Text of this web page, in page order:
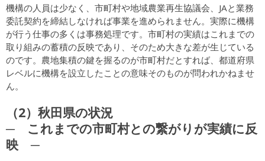
機構の人員は少なく、市町村や地域農業再生協議会、JAと業務
委託契約を締結しなければ事業を進められません。実際に機構
が行う仕事の多くは事務処理です。市町村の実績はこれまでの
取り組みの蓄積の反映であり、そのため大きな差が生じている
のです。農地集積の鍵を握るのが市町村だとすれば、都道府県
レベルに機構を設立したことの意味そのものが問われかねませ
ん。
（2）秋田県の状況
─ これまでの市町村との繋がりが実績に反
映 ─